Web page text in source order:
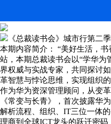
《总裁读书会》城市行第二
本期内容简介： “美好生活，
站，本期总裁读书会以“学华为
界权威与实战专家，共同探讨
革智慧与悖论思维，实现组织
作为华为资深管理顾问，从变
《常变与长青》，首次披露华
解析流程、组织、IT三位一体
理商到全球ICT龙头的跃迁密